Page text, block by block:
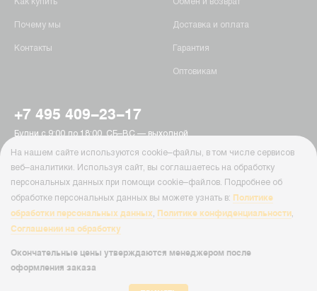
Как купить
Почему мы
Контакты
Обмен и возврат
Доставка и оплата
Гарантия
Оптовикам
+7 495 409-23-17
Будни с 9:00 до 18:00, СБ–ВС — выходной
г. Москва, Пятницкое шоссе, 15
info@ab-batteries.ru
© Ab-Batteries, 2026
характер и ни при каких условиях информация, цены и иные материалы
положениями Статьи 437 Гражданского кодекса РФ.
На нашем сайте используются cookie–файлы, в том числе сервисов
веб–аналитики. Используя сайт, вы соглашаетесь на обработку
персональных данных при помощи cookie–файлов. Подробнее об
обработке персональных данных вы можете узнать в: Политике
обработки персональных данных, Политике конфиденциальности,
Соглашении на обработку
Окончательные цены утверждаются менеджером после
оформления заказа